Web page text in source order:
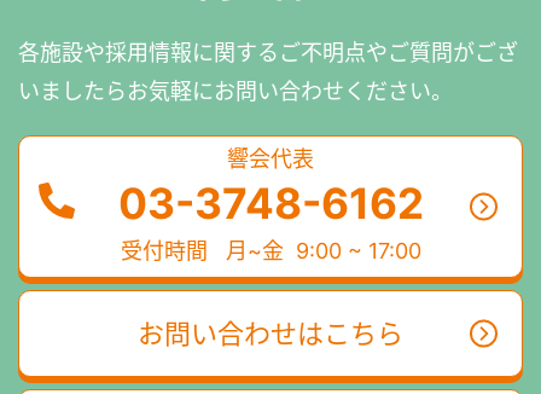
各施設や採用情報に関するご不明点やご質問がござ
いましたらお気軽にお問い合わせください。
響会代表
03-3748-6162
受付時間 月~金 9:00 ~ 17:00
お問い合わせはこちら